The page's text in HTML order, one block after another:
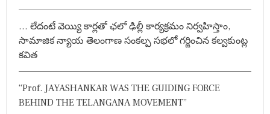
मे
क
र
का
ज
… లేదంటే వెయ్యి కార్లతో ఛలో ఢిల్లీ కార్యక్రమం నిర్వహిస్తాం,
సామాజిక న్యాయ తెలంగాణ సంకల్ప సభలో గర్జించిన కల్వకుంట్ల
కవిత
“Prof. JAYASHANKAR WAS THE GUIDING FORCE
BEHIND THE TELANGANA MOVEMENT”